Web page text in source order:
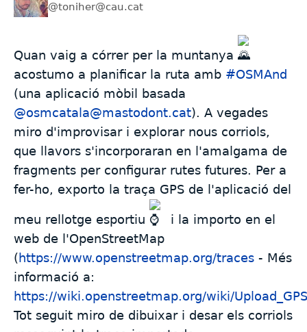
@toniher@cau.cat
Quan vaig a córrer per la muntanya
acostumo a planificar la ruta amb #OSMAnd
(una aplicació mòbil basada
@osmcatala@mastodont.cat). A vegades
miro d'improvisar i explorar nous corriols,
que llavors s'incorporaran en l'amalgama de
fragments per configurar rutes futures. Per a
fer-ho, exporto la traça GPS de l'aplicació del
meu rellotge esportiu
i la importo en el
web de l'OpenStreetMap
(https://www.openstreetmap.org/traces - Més
informació a:
https://wiki.openstreetmap.org/wiki/
Tot seguit miro de dibuixar i desar els corriols